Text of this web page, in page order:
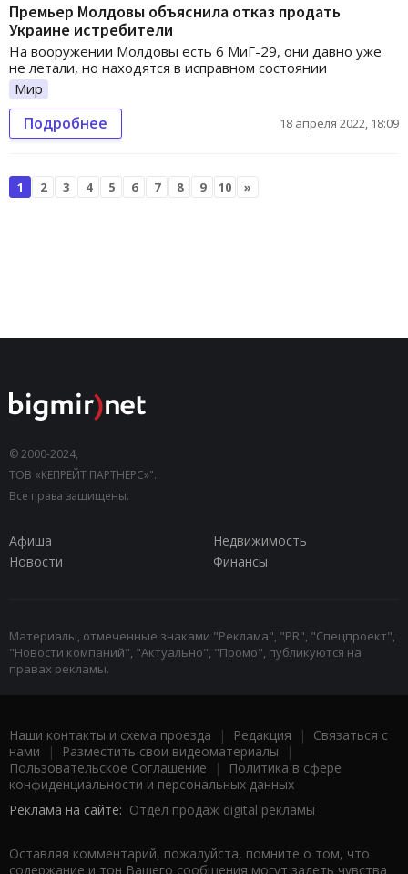
Премьер Молдовы объяснила отказ продать
Украине истребители
На вооружении Молдовы есть 6 МиГ-29, они давно уже
не летали, но находятся в исправном состоянии
Мир
Подробнее 18 апреля 2022, 18:09
1 2 3 4 5 6 7 8 9 10 »
© 2000-2024,
ТОВ «КЕПРЕЙТ ПАРТНЕРС»".
Все права защищены.
Афиша
Недвижимость
Новости
Финансы
Материалы, отмеченные знаками "Реклама", "PR", "Спецпроект",
"Новости компаний", "Актуально", "Промо", публикуются на
правах рекламы.
Наши контакты и схема проезда | Редакция | Связаться с
нами | Разместить свои видеоматериалы |
Пользовательское Соглашение |
Политика в сфере
конфиденциальности и персональных данных
Реклама на сайте: Отдел продаж digital рекламы
Оставляя комментарий, пожалуйста, помните о том, что
содержание и тон Вашего сообщения могут задеть чувства